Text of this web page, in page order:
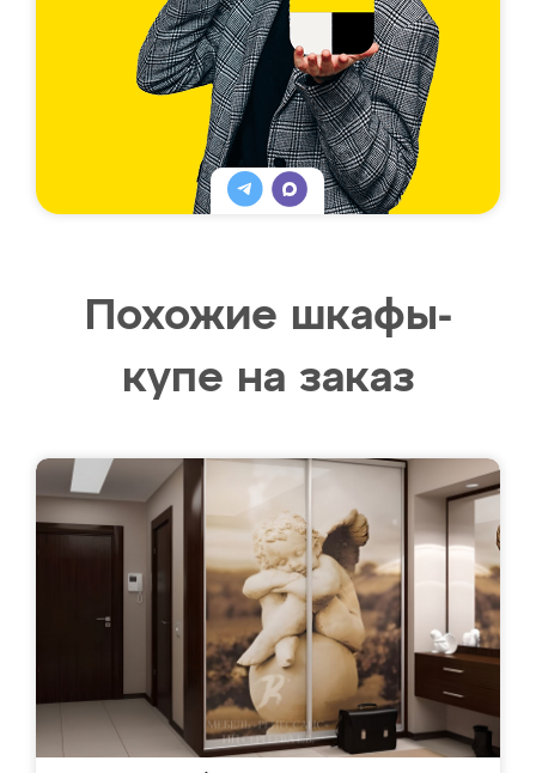
Похожие шкафы-
купе на заказ